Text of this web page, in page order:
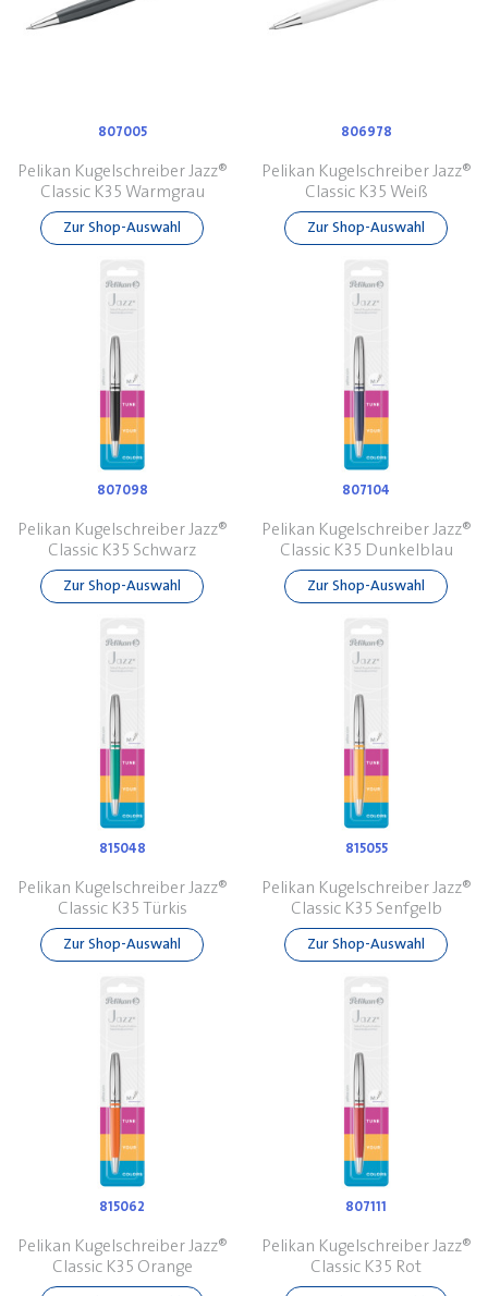
807005
Pelikan Kugelschreiber Jazz®
Classic K35 Warmgrau
Zur Shop-Auswahl
806978
Pelikan Kugelschreiber Jazz®
Classic K35 Weiß
Zur Shop-Auswahl
807098
Pelikan Kugelschreiber Jazz®
Classic K35 Schwarz
Zur Shop-Auswahl
807104
Pelikan Kugelschreiber Jazz®
Classic K35 Dunkelblau
Zur Shop-Auswahl
815048
Pelikan Kugelschreiber Jazz®
Classic K35 Türkis
Zur Shop-Auswahl
815055
Pelikan Kugelschreiber Jazz®
Classic K35 Senfgelb
Zur Shop-Auswahl
815062
Pelikan Kugelschreiber Jazz®
Classic K35 Orange
807111
Pelikan Kugelschreiber Jazz®
Classic K35 Rot